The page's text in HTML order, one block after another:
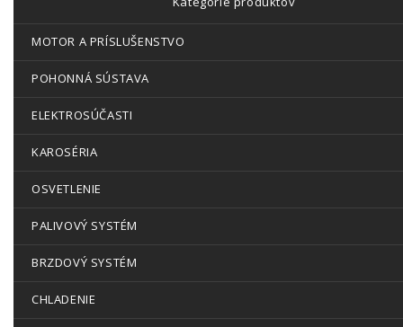
MOTOR A PRÍSLUŠENSTVO
POHONNÁ SÚSTAVA
ELEKTROSÚČASTI
KAROSÉRIA
OSVETLENIE
PALIVOVÝ SYSTÉM
BRZDOVÝ SYSTÉM
CHLADENIE